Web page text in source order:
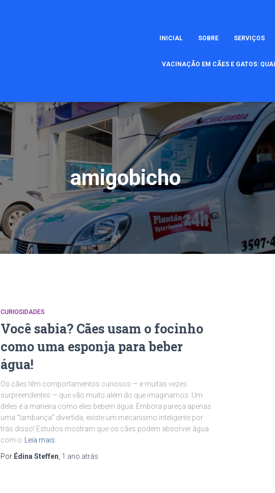
INICIAL SOBRE SERVIÇOS
VACINAÇÃO EM CÃES E GATOS:
amigobicho
CURIOSIDADES
Você sabia? Cães usam o focinho
como uma esponja para beber
água!
Os cães têm comportamentos curiosos — e muitas vezes
surpreendentes — que vão muito além do que imaginamos. Um
deles é a maneira como eles bebem água. Embora pareça apenas
uma “lambança” divertida, existe um mecanismo inteligente por
trás disso! Estudos mostram que os cães podem absorver água
com o
Leia mais
Por Édina Steffen 1 ano atrás